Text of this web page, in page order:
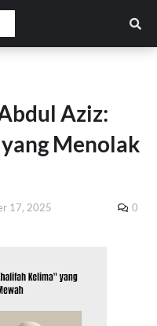
Aziz:
Menolak
17, 2025 0